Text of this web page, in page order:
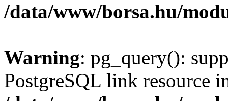
/data/www/borsa.hu/
Warning: pg_query():
PostgreSQL link resource